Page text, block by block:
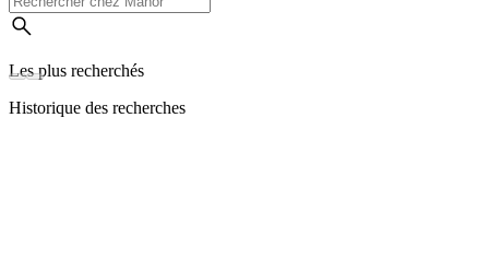
Les plus recherchés
Historique des recherches